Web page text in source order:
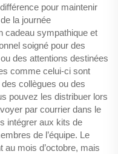
pour maintenir
la journée
cadeau sympathique et
soigné pour des
des attentions destinées
comme celui-ci sont
collègues ou des
pouvez les distribuer lors
par courrier dans le
intégrer aux kits de
de l’équipe. Le
mois d’octobre, mais